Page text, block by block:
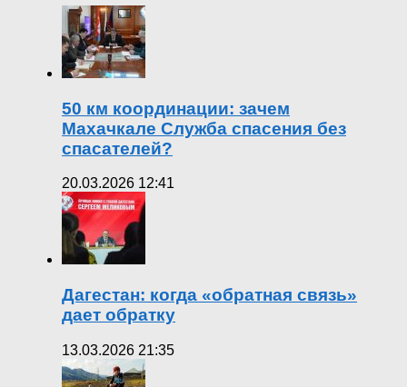
50 км координации: зачем
Махачкале Служба спасения без
спасателей?
20.03.2026 12:41
Дагестан: когда «обратная связь»
дает обратку
13.03.2026 21:35